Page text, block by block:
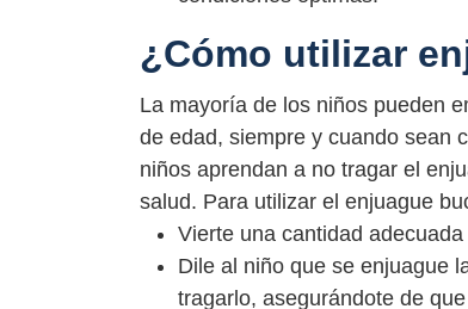
¿Cómo utilizar
La mayoría de los niños pueden
de edad, siempre y cuando sean
niños aprendan a no tragar el
salud. Para utilizar el enjuague
Vierte una cantidad
Dile al niño que se enjuague
tragarlo, asegurándote de